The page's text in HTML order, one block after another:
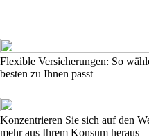
Flexible Versicherungen: So
besten zu Ihnen passt
Konzentrieren Sie sich auf den
mehr aus Ihrem Konsum heraus